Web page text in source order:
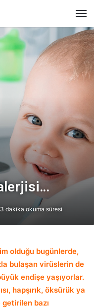
3 dakika okuma süresi
olduğu bugünlerde,
bulaşan virüslerin de
endişe yaşıyorlar.
hapşırık, öksürük ya
bazı